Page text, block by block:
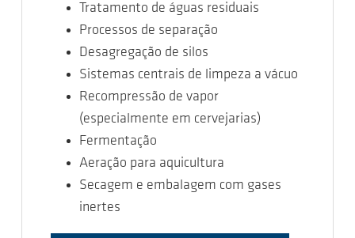
Tratamento de águas residuais
Processos de separação
Desagregação de silos
Sistemas centrais de limpeza a vácuo
Recompressão de vapor
(especialmente em cervejarias)
Fermentação
Aeração para aquicultura
Secagem e embalagem com gases
inertes